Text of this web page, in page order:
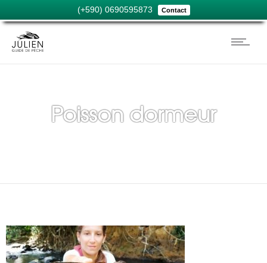
(+590) 0690595873 Contact
Poisson dormeur